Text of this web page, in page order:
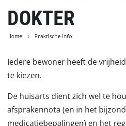
DOKTER
Home Praktische info
Iedere bewoner heeft de
te kiezen.
De huisarts dient zich wel te
afsprakennota (en in het
medicatiebepalingen) en het